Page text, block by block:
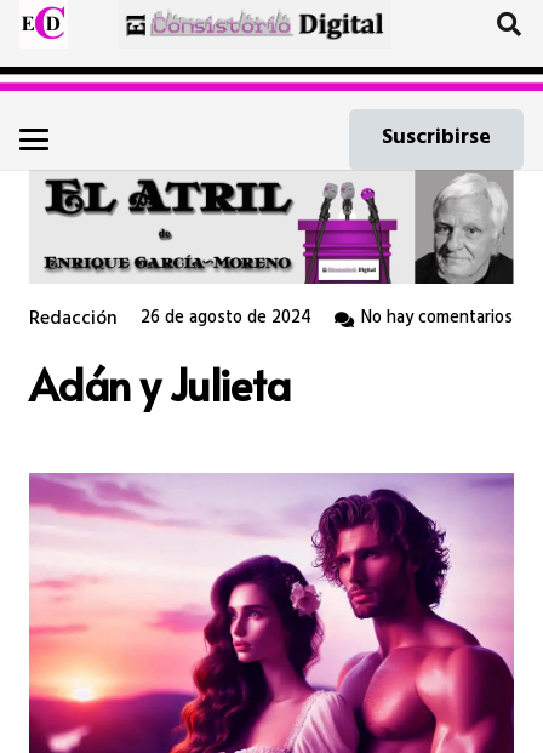
Suscribirse
Redacción 26 de agosto de 2024 No hay comentarios
Adán y Julieta